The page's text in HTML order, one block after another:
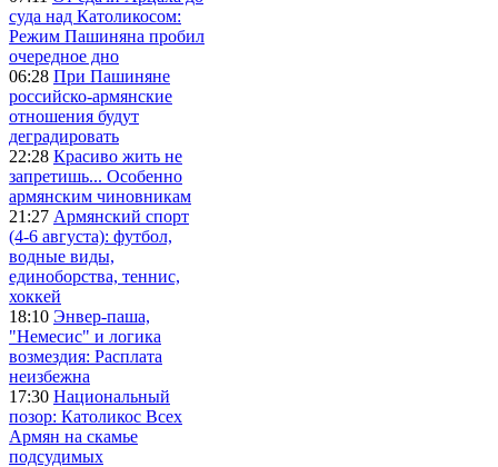
суда над Католикосом:
Режим Пашиняна пробил
очередное дно
06:28 При Пашиняне
российско-армянские
отношения будут
деградировать
22:28 Красиво жить не
запретишь... Особенно
армянским чиновникам
21:27 Армянский спорт
(4-6 августа): футбол,
водные виды,
единоборства, теннис,
хоккей
18:10 Энвер-паша,
"Немесис" и логика
возмездия: Расплата
неизбежна
17:30 Национальный
позор: Католикос Всех
Армян на скамье
подсудимых